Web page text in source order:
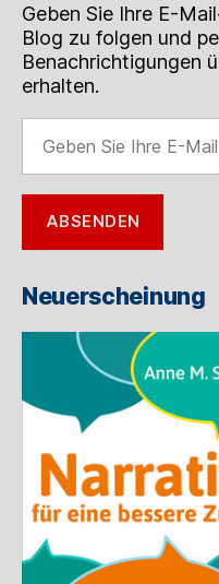
Geben Sie Ihre E-
Blog zu folgen und
Benachrichtigungen
erhalten.
Sie
Ihre
E-
Mail-
Adresse
ABSENDEN
Neuerscheinung